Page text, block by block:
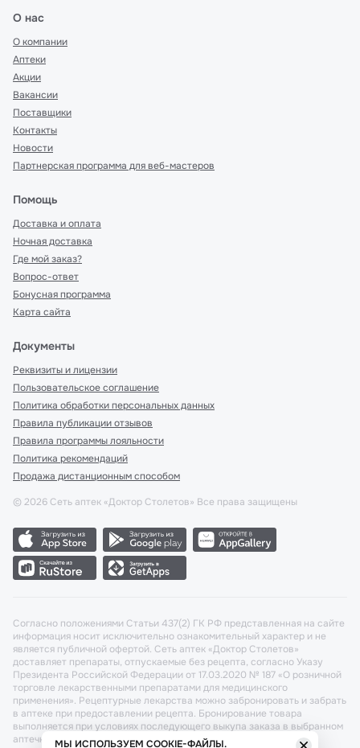
О нас
О компании
Аптеки
Акции
Вакансии
Поставщики
Контакты
Новости
Партнерская программа для веб-мастеров
Помощь
Доставка и оплата
Ночная доставка
Где мой заказ?
Вопрос-ответ
Бонусная программа
Карта сайта
Документы
Реквизиты и лицензии
Пользовательское соглашение
Политика обработки персональных данных
Правила публикации отзывов
Правила программы лояльности
Политика рекомендаций
Продажа дистанционным способом
© 2026 Сеть аптек «Доктор Столетов» Все права защищены
Согласно положениями Статьи 437(2) ГК РФ представленная на сайте
информация носит исключительно ознакомительный характер и не
является публичной офертой. Сеть аптек «Доктор Столетов»
доставляет препараты, отпускаемые без рецепта, согласно Указу
Президента Российской Федерации от 17.03.2020 № 187 «О розничной
торговле лекарственными препаратами для медицинского
применения». Рецептурные лекарства можно забронировать и забрать
в аптеке при предоставлении рецепта. Бронирование товара
выполняется при условиях последующего выкупа заказа в выбранном
аптечном пункте.МЫ ИСПОЛЬЗУЕМ COOKIE-ФАЙЛЫ.